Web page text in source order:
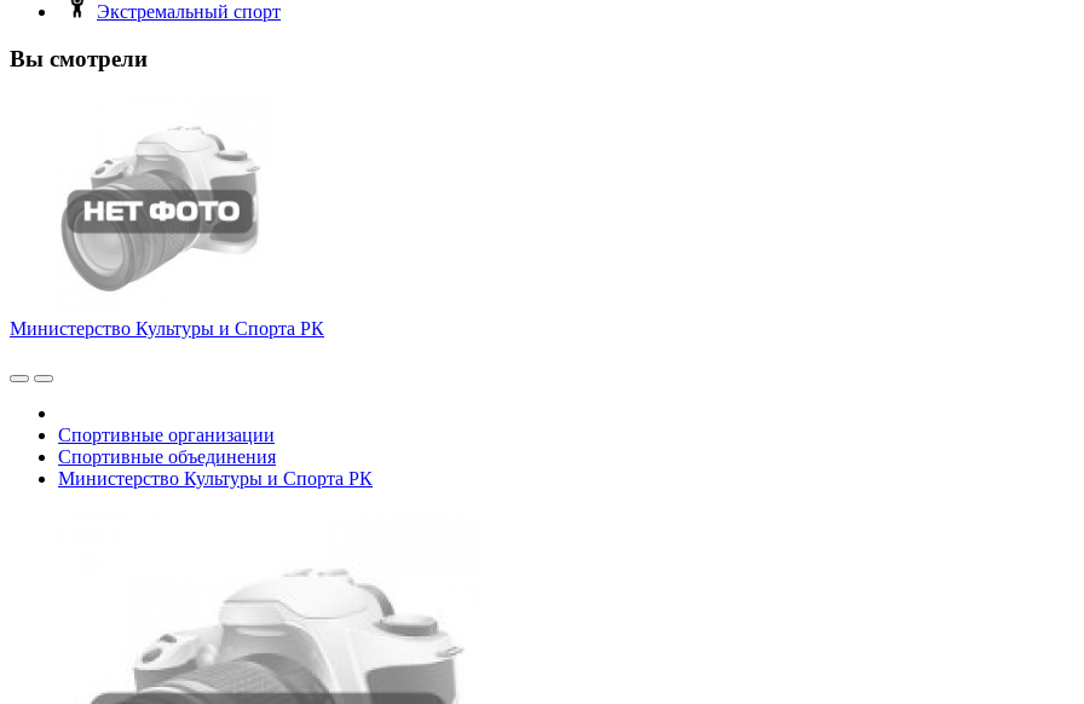
Экстремальный спорт
Вы смотрели
Министерство Культуры и Спорта РК
Спортивные организации
Спортивные объединения
Министерство Культуры и Спорта РК